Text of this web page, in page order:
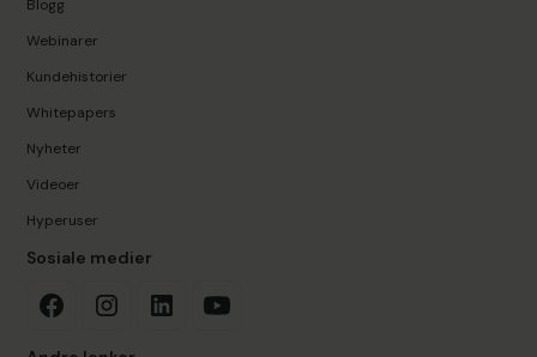
Blogg
Webinarer
Kundehistorier
Whitepapers
Nyheter
Videoer
Hyperuser
Sosiale medier